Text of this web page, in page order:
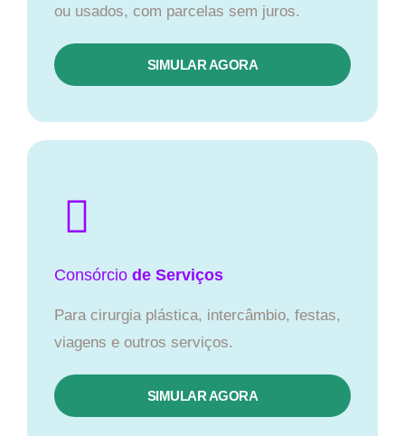
ou usados, com parcelas sem juros.
SIMULAR AGORA
Consórcio de Serviços
Para cirurgia plástica, intercâmbio, festas,
viagens e outros serviços.
SIMULAR AGORA